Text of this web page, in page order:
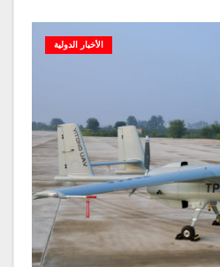
الأخبار الدولية